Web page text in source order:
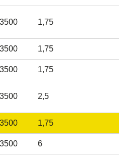
3500 1,75
3500 1,75
3500 1,75
3500 2,5
3500 1,75
3500 6